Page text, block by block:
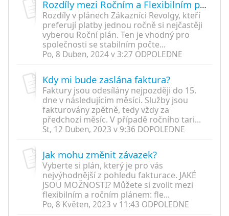
Rozdíly mezi Ročním a Flexibilním plánem
Rozdíly v plánech Zákazníci Revolgy, kteří
preferují platby jednou ročně si nejčastěji
vyberou Roční plán. Ten je vhodný pro
společnosti se stabilním počte...
Po, 8 Duben, 2024 v 3:27 ODPOLEDNE
Kdy mi bude zaslána faktura?
Faktury jsou odesílány nejpozději do 15.
dne v následujícím měsíci. Služby jsou
fakturovány zpětně, tedy vždy za
předchozí měsíc. V případě ročního tari...
St, 12 Duben, 2023 v 9:36 DOPOLEDNE
Jak mohu změnit závazek?
Vyberte si plán, který je pro vás
nejvýhodnější z pohledu fakturace. JAKÉ
JSOU MOŽNOSTI? Můžete si zvolit mezi
flexibilním a ročním plánem: fle...
Po, 8 Květen, 2023 v 11:43 ODPOLEDNE